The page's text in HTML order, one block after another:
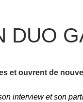
DUO
et ouvrent de
interview et son